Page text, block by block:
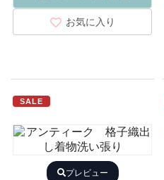
お気に入り
SALE
プレビュー